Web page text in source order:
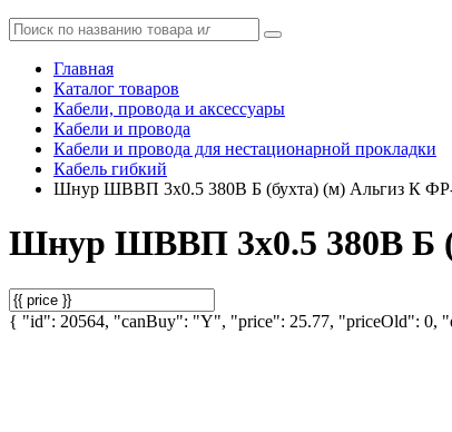
Главная
Каталог товаров
Кабели, провода и аксессуары
Кабели и провода
Кабели и провода для нестационарной прокладки
Кабель гибкий
Шнур ШВВП 3х0.5 380В Б (бухта) (м) Альгиз К
Шнур ШВВП 3х0.5 380В Б
{ "id": 20564, "canBuy": "Y", "price": 25.77, "priceOld": 0,